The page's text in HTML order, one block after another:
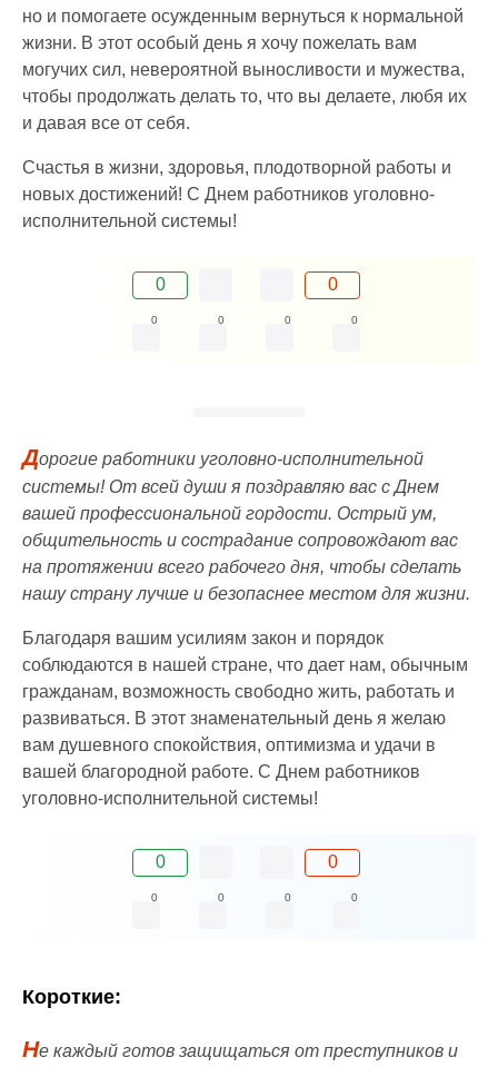
но и помогаете осужденным вернуться к нормальной
жизни. В этот особый день я хочу пожелать вам
могучих сил, невероятной выносливости и мужества,
чтобы продолжать делать то, что вы делаете, любя их
и давая все от себя.
Счастья в жизни, здоровья, плодотворной работы и
новых достижений! С Днем работников уголовно-
исполнительной системы!
0 0
0 0 0 0
Дорогие работники уголовно-исполнительной
системы! От всей души я поздравляю вас с Днем
вашей профессиональной гордости. Острый ум,
общительность и сострадание сопровождают вас
на протяжении всего рабочего дня, чтобы сделать
нашу страну лучше и безопаснее местом для жизни.
Благодаря вашим усилиям закон и порядок
соблюдаются в нашей стране, что дает нам, обычным
гражданам, возможность свободно жить, работать и
развиваться. В этот знаменательный день я желаю
вам душевного спокойствия, оптимизма и удачи в
вашей благородной работе. С Днем работников
уголовно-исполнительной системы!
0 0
0 0 0 0
Короткие:
Не каждый готов защищаться от преступников и